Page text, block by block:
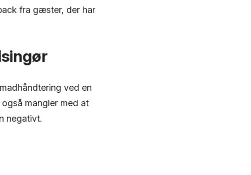
fra gæster, der har
ved en
mangler med at
negativt.